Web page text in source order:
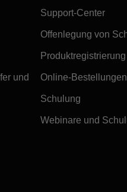
und
Support-Center
Offenlegung von
Produktregistrierung
Online-Bestellungen
Schulung
Webinare und